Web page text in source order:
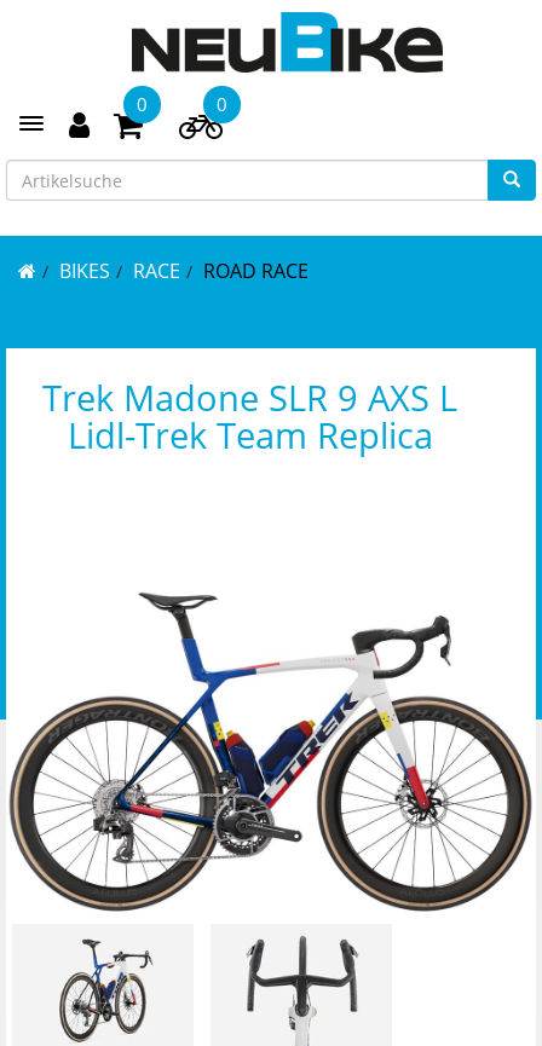
Toggle navigation
0 0
BIKES RACE ROAD RACE
Trek Madone SLR 9 AXS L
Lidl-Trek Team Replica